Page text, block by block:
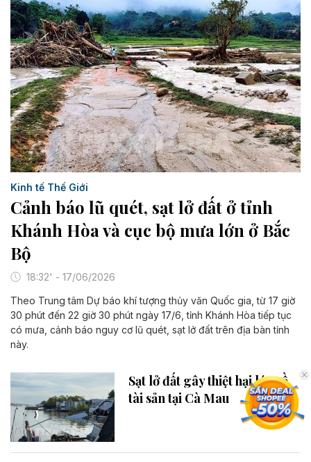
Kinh tế Thế Giới
Cảnh báo lũ quét, sạt lở đất ở tỉnh
Khánh Hòa và cục bộ mưa lớn ở Bắc
Bộ
18:32' - 17/06/2026
Theo Trung tâm Dự báo khí tượng thủy văn Quốc gia, từ 17 giờ
30 phút đến 22 giờ 30 phút ngày 17/6, tỉnh Khánh Hòa tiếp tục
có mưa, cảnh báo nguy cơ lũ quét, sạt lở đất trên địa bàn tỉnh
này.
Sạt lở đất gây thiệt hại lớn về
tài sản tại Cà Mau